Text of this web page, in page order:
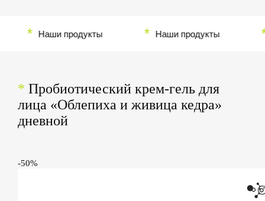
Наши продукты Наши продукты
* Пробиотический крем-гель для
лица «Облепиха и живица кедра»
дневной
-50%